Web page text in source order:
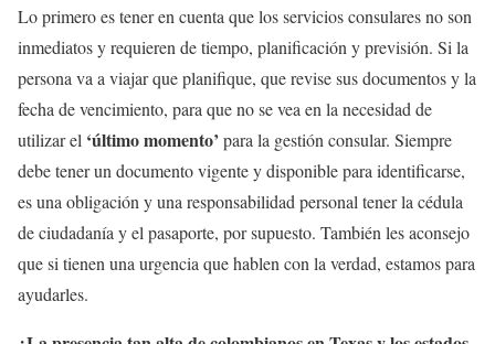
Lo primero es tener en cuenta que los servicios consulares no son
inmediatos y requieren de tiempo, planificación y previsión. Si la
persona va a viajar que planifique, que revise sus documentos y la
fecha de vencimiento, para que no se vea en la necesidad de
utilizar el ‘último momento’ para la gestión consular. Siempre
debe tener un documento vigente y disponible para identificarse,
es una obligación y una responsabilidad personal tener la cédula
de ciudadanía y el pasaporte, por supuesto. También les aconsejo
que si tienen una urgencia que hablen con la verdad, estamos para
ayudarles.